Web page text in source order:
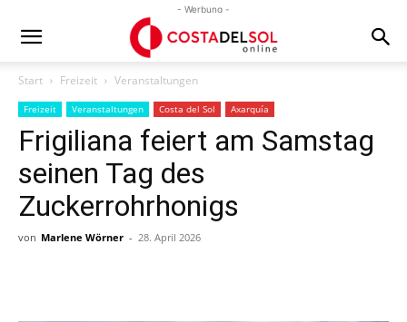
- Werbung -
Start Freizeit Veranstaltungen
Freizeit Veranstaltungen Costa del Sol Axarquía
Frigiliana feiert am Samstag
seinen Tag des
Zuckerrohrhonigs
von Marlene Wörner - 28. April 2026